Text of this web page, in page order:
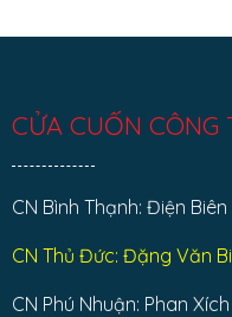
CỬA CUỐN CÔNG
CN Bình Thạnh: Điện Biên
CN Thủ Đức: Đặng Văn
CN Phú Nhuận: Phan